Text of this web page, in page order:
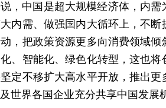
，中国是超大规模经济体，内
内需、做强国内大循环上，不
，把政策资源更多向消费领域
、智能化、绿色化转型，这也
定不移扩大高水平开放，推出
世界各国企业充分共享中国发展